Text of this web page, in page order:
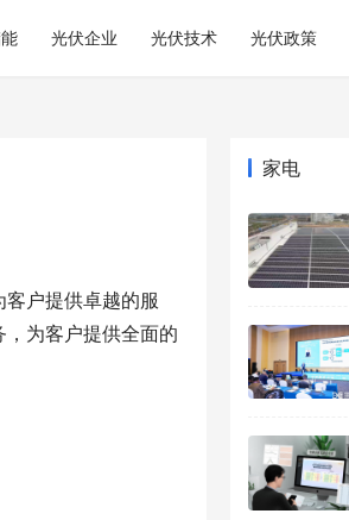
光伏企业 光伏技术 光伏政策
户提供卓越的服
为客户提供全面的
家电